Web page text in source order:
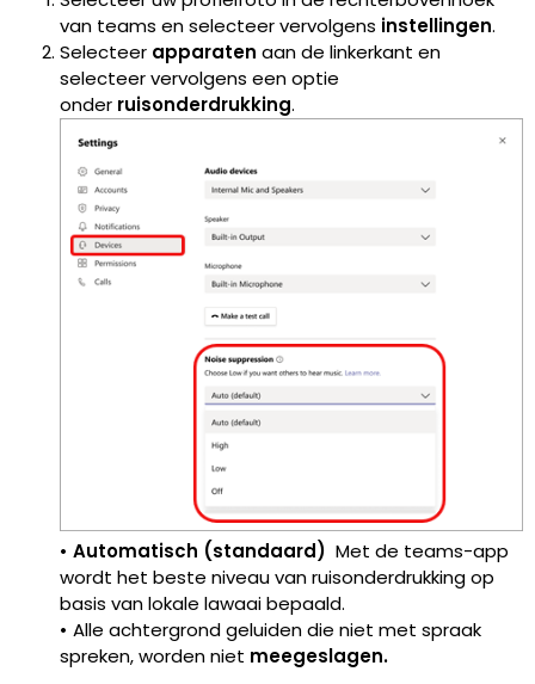
van teams en selecteer vervolgens instellingen.
Selecteer apparaten aan de linkerkant en
selecteer vervolgens een optie
onder ruisonderdrukking.
• Automatisch (standaard) Met de teams-app
wordt het beste niveau van ruisonderdrukking op
basis van lokale lawaai bepaald.
• Alle achtergrond geluiden die niet met spraak
spreken, worden niet meegeslagen.